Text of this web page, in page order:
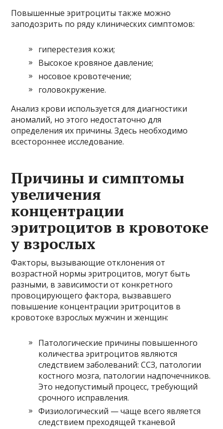
Повышенные эритроциты также можно
заподозрить по ряду клинических симптомов:
гиперестезия кожи;
Высокое кровяное давление;
носовое кровотечение;
головокружение.
Анализ крови используется для диагностики
аномалий, но этого недостаточно для
определения их причины. Здесь необходимо
всестороннее исследование.
Причины и симптомы
увеличения
концентрации
эритроцитов в кровотоке
у взрослых
Факторы, вызывающие отклонения от
возрастной нормы эритроцитов, могут быть
разными, в зависимости от конкретного
провоцирующего фактора, вызвавшего
повышение концентрации эритроцитов в
кровотоке взрослых мужчин и женщин:
Патологические причины повышенного
количества эритроцитов являются
следствием заболеваний: ССЗ, патологии
костного мозга, патологии надпочечников.
Это недопустимый процесс, требующий
срочного исправления.
Физиологический — чаще всего является
следствием преходящей тканевой